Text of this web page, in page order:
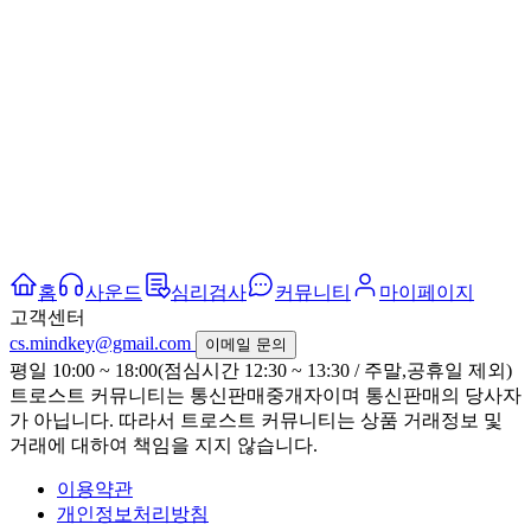
홈 사운드 심리검사 커뮤니티
마이페이지
고객센터
cs.mindkey@gmail.com
이메일 문의
평일 10:00 ~ 18:00(점심시간 12:30 ~ 13:30 / 주말,공휴일 제외)
트로스트 커뮤니티는 통신판매중개자이며 통신판매의 당사자
가 아닙니다. 따라서 트로스트 커뮤니티는 상품 거래정보 및
거래에 대하여 책임을 지지 않습니다.
이용약관
개인정보처리방침